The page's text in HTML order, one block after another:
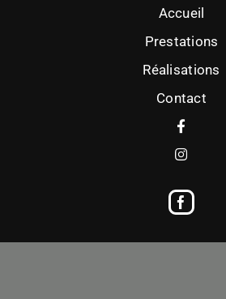
Accueil
Prestations
Réalisations
Contact